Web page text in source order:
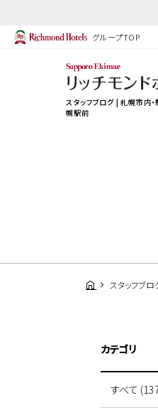
グループTOP
スタッフブログ | 札幌市内
幌駅前
スタッフブロ
カテゴリ
すべて